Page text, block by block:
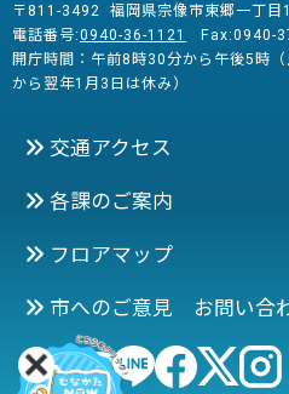
〒811-3492 福岡県宗像市東郷一丁目
電話番号:0940-36-1121
Fax:0940-
開庁時間：午前8時30分から午後5時
から翌年1月3日は休み）
交通アクセス
各課のご案内
フロアマップ
市へのご意見 お問い合